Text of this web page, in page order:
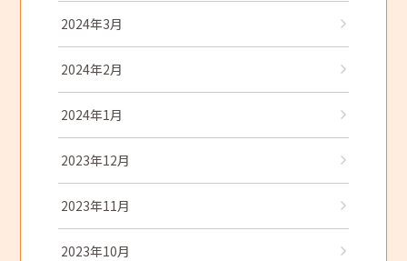
2024年3月
2024年2月
2024年1月
2023年12月
2023年11月
2023年10月